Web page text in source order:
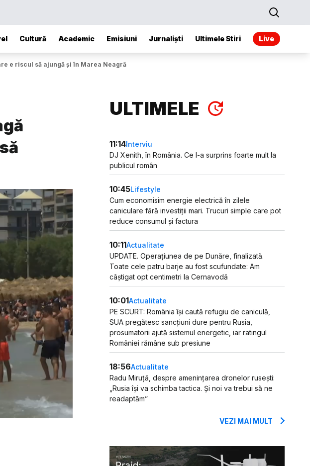
Cultură Academic Emisiuni Jurnaliști Ultimele Stiri Live
e riscul să ajungă și în Marea Neagră
ULTIMELE
11:14Interviu
DJ Xenith, în România. Ce l-a surprins foarte mult la
publicul român
10:45Lifestyle
Cum economisim energie electrică în zilele
caniculare fără investiții mari. Trucuri simple care pot
reduce consumul și factura
10:11Actualitate
UPDATE. Operațiunea de pe Dunăre, finalizată.
Toate cele patru barje au fost scufundate: Am
câștigat opt centimetri la Cernavodă
10:01Actualitate
PE SCURT: România își caută refugiu de caniculă,
SUA pregătesc sancțiuni dure pentru Rusia,
prosumatorii ajută sistemul energetic, iar ratingul
României rămâne sub presiune
18:56Actualitate
Radu Miruță, despre amenințarea dronelor rusești:
„Rusia își va schimba tactica. Și noi va trebui să ne
readaptăm”
VEZI MAI MULT